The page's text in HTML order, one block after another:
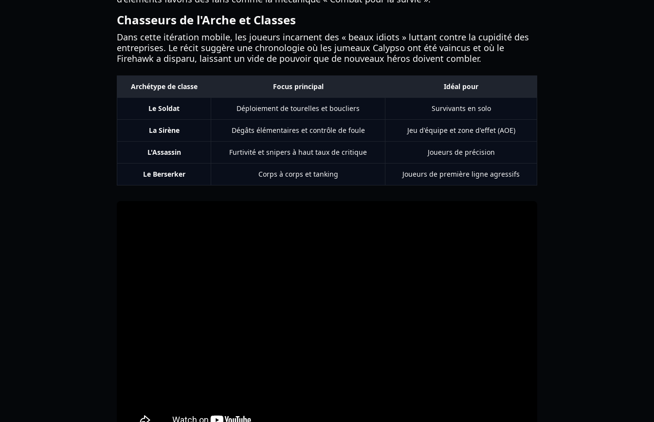
Chasseurs de l'Arche et Classes
Dans cette itération mobile, les joueurs incarnent des « beaux idiots » luttant contre la cupidité des
entreprises. Le récit suggère une chronologie où les jumeaux Calypso ont été vaincus et où le
Firehawk a disparu, laissant un vide de pouvoir que de nouveaux héros doivent combler.
Archétype de classe Focus principal Idéal pour
Le Soldat Déploiement de tourelles et boucliers Survivants en solo
La Sirène Dégâts élémentaires et contrôle de foule Jeu d'équipe et zone d'effet (AOE)
L'Assassin Furtivité et snipers à haut taux de critique Joueurs de précision
Le Berserker Corps à corps et tanking Joueurs de première ligne agressifs